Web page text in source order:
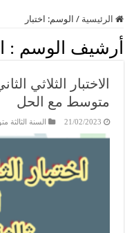
الرئيسية / الوسم: اختبار
أرشيف الوسم :
الاختبار الثلاثي
متوسط مع الحل
21/02/2023 السنة الثالثة